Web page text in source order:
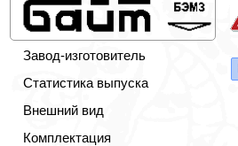
Завод-изготовитель
Статистика выпуска
Внешний вид
Комплектация